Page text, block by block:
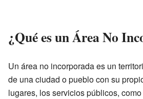
¿Qué es un Área No
Un área no incorporada es un
de una ciudad o pueblo con su
lugares, los servicios públicos,